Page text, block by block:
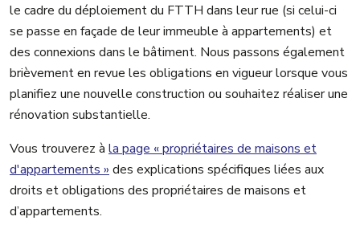
le cadre du déploiement du FTTH dans leur rue (si celui-ci
se passe en façade de leur immeuble à appartements) et
des connexions dans le bâtiment. Nous passons également
brièvement en revue les obligations en vigueur lorsque vous
planifiez une nouvelle construction ou souhaitez réaliser une
rénovation substantielle.
Vous trouverez à la page « propriétaires de maisons et
d'appartements » des explications spécifiques liées aux
droits et obligations des propriétaires de maisons et
d’appartements.